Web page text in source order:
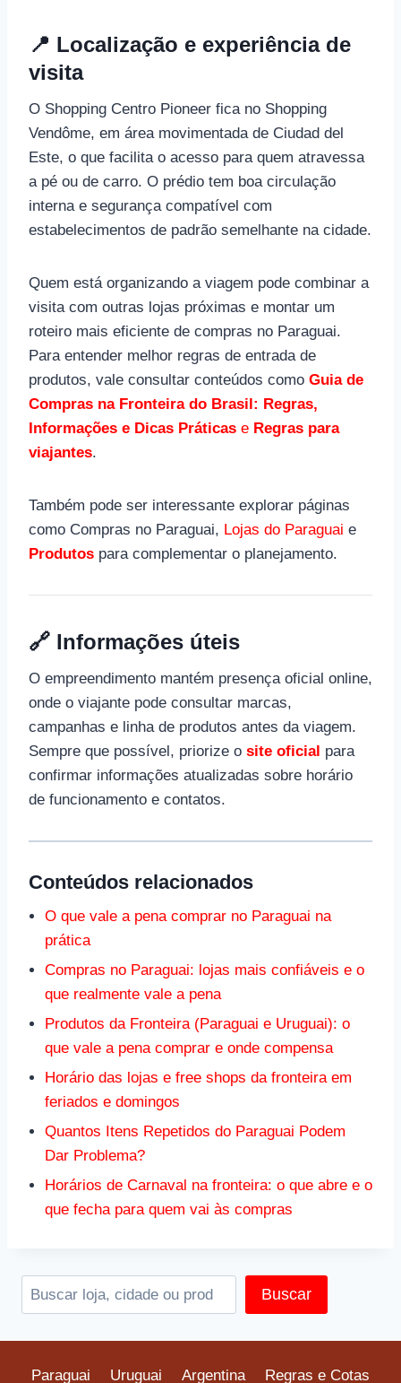
📍 Localização e experiência de
visita
O Shopping Centro Pioneer fica no Shopping
Vendôme, em área movimentada de Ciudad del
Este, o que facilita o acesso para quem atravessa
a pé ou de carro. O prédio tem boa circulação
interna e segurança compatível com
estabelecimentos de padrão semelhante na cidade.
Quem está organizando a viagem pode combinar a
visita com outras lojas próximas e montar um
roteiro mais eficiente de compras no Paraguai.
Para entender melhor regras de entrada de
produtos, vale consultar conteúdos como Guia de
Compras na Fronteira do Brasil: Regras,
Informações e Dicas Práticas e Regras para
viajantes.
Também pode ser interessante explorar páginas
como Compras no Paraguai, Lojas do Paraguai e
Produtos para complementar o planejamento.
🔗 Informações úteis
O empreendimento mantém presença oficial online,
onde o viajante pode consultar marcas,
campanhas e linha de produtos antes da viagem.
Sempre que possível, priorize o site oficial para
confirmar informações atualizadas sobre horário
de funcionamento e contatos.
Conteúdos relacionados
O que vale a pena comprar no Paraguai na
prática
Compras no Paraguai: lojas mais confiáveis e o
que realmente vale a pena
Produtos da Fronteira (Paraguai e Uruguai): o
que vale a pena comprar e onde compensa
Horário das lojas e free shops da fronteira em
feriados e domingos
Quantos Itens Repetidos do Paraguai Podem
Dar Problema?
Horários de Carnaval na fronteira: o que abre e o
que fecha para quem vai às compras
Buscar
Paraguai Uruguai Argentina Regras e Cotas